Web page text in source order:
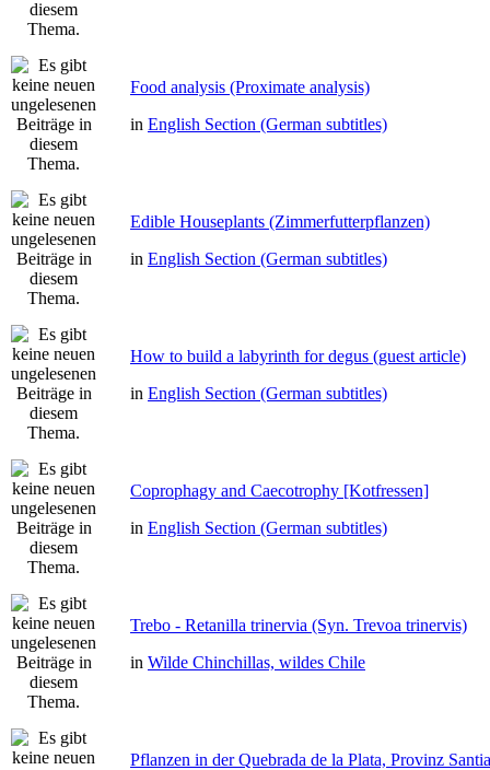
Food analysis (Proximate analysis)
in English Section (German subtitles)
Edible Houseplants (Zimmerfutterpflanzen)
in English Section (German subtitles)
How to build a labyrinth for degus (guest article)
in English Section (German subtitles)
Coprophagy and Caecotrophy [Kotfressen]
in English Section (German subtitles)
Trebo - Retanilla trinervia (Syn. Trevoa trinervis)
in Wilde Chinchillas, wildes Chile
Pflanzen in der Quebrada de la Plata, Provinz